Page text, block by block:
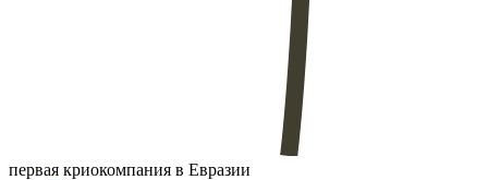
первая криокомпания в Евразии